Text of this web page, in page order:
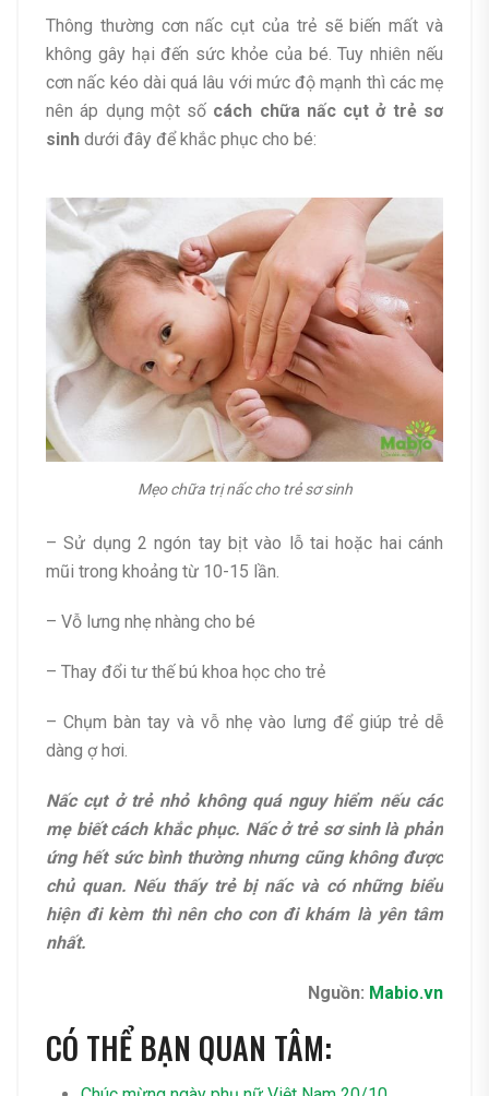
Thông thường cơn nấc cụt của trẻ sẽ biến mất và
không gây hại đến sức khỏe của bé. Tuy nhiên nếu
cơn nấc kéo dài quá lâu với mức độ mạnh thì các mẹ
nên áp dụng một số cách chữa nấc cụt ở trẻ sơ
sinh dưới đây để khắc phục cho bé:
Mẹo chữa trị nấc cho trẻ sơ sinh
– Sử dụng 2 ngón tay bịt vào lỗ tai hoặc hai cánh
mũi trong khoảng từ 10-15 lần.
– Vỗ lưng nhẹ nhàng cho bé
– Thay đổi tư thế bú khoa học cho trẻ
– Chụm bàn tay và vỗ nhẹ vào lưng để giúp trẻ dễ
dàng ợ hơi.
Nấc cụt ở trẻ nhỏ không quá nguy hiểm nếu các
mẹ biết cách khắc phục. Nấc ở trẻ sơ sinh là phản
ứng hết sức bình thường nhưng cũng không được
chủ quan. Nếu thấy trẻ bị nấc và có những biểu
hiện đi kèm thì nên cho con đi khám là yên tâm
nhất.
Nguồn: Mabio.vn
CÓ THỂ BẠN QUAN TÂM: